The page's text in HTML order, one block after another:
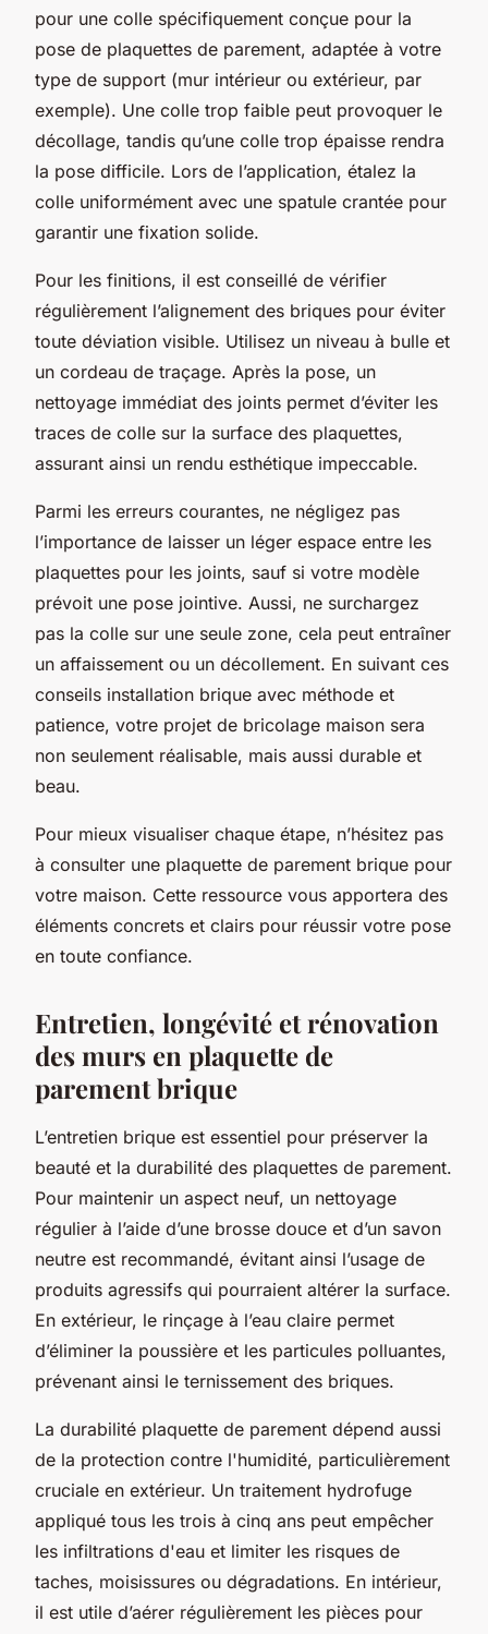
pour une colle spécifiquement conçue pour la
pose de plaquettes de parement, adaptée à votre
type de support (mur intérieur ou extérieur, par
exemple). Une colle trop faible peut provoquer le
décollage, tandis qu’une colle trop épaisse rendra
la pose difficile. Lors de l’application, étalez la
colle uniformément avec une spatule crantée pour
garantir une fixation solide.
Pour les finitions, il est conseillé de vérifier
régulièrement l’alignement des briques pour éviter
toute déviation visible. Utilisez un niveau à bulle et
un cordeau de traçage. Après la pose, un
nettoyage immédiat des joints permet d’éviter les
traces de colle sur la surface des plaquettes,
assurant ainsi un rendu esthétique impeccable.
Parmi les erreurs courantes, ne négligez pas
l’importance de laisser un léger espace entre les
plaquettes pour les joints, sauf si votre modèle
prévoit une pose jointive. Aussi, ne surchargez
pas la colle sur une seule zone, cela peut entraîner
un affaissement ou un décollement. En suivant ces
conseils installation brique avec méthode et
patience, votre projet de bricolage maison sera
non seulement réalisable, mais aussi durable et
beau.
Pour mieux visualiser chaque étape, n’hésitez pas
à consulter une plaquette de parement brique pour
votre maison. Cette ressource vous apportera des
éléments concrets et clairs pour réussir votre pose
en toute confiance.
Entretien, longévité et rénovation
des murs en plaquette de
parement brique
L’entretien brique est essentiel pour préserver la
beauté et la durabilité des plaquettes de parement.
Pour maintenir un aspect neuf, un nettoyage
régulier à l’aide d’une brosse douce et d’un savon
neutre est recommandé, évitant ainsi l’usage de
produits agressifs qui pourraient altérer la surface.
En extérieur, le rinçage à l’eau claire permet
d’éliminer la poussière et les particules polluantes,
prévenant ainsi le ternissement des briques.
La durabilité plaquette de parement dépend aussi
de la protection contre l'humidité, particulièrement
cruciale en extérieur. Un traitement hydrofuge
appliqué tous les trois à cinq ans peut empêcher
les infiltrations d'eau et limiter les risques de
taches, moisissures ou dégradations. En intérieur,
il est utile d’aérer régulièrement les pièces pour